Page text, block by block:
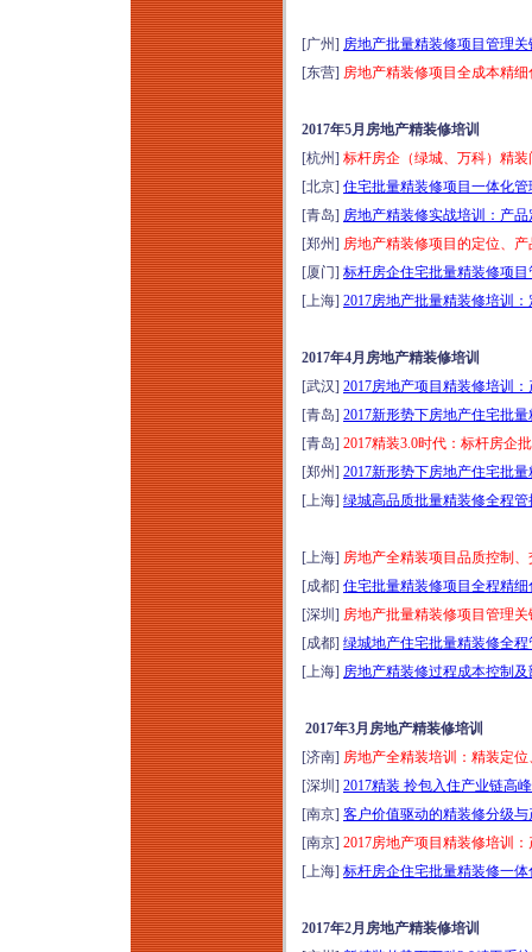
[广州] 房地产批量精装修项目管理
[东营] 房地产精装修项目全成本精
2017年5月房地产精装修培训
[杭州] 标杆房企（绿城、万科）精
[北京] 住宅批量精装修项目一体化
[青岛] 房地产精装修实战培训：产
[郑州] 房地产精装修项目的定位、
[厦门] 标杆房企住宅批量精装修项
[上海] 2017房地产批量精装修培训
2017年4月房地产精装修培训
[武汉] 2017房地产项目精装修培训
[青岛] 2017新形势下房地产住宅批
[青岛] 2017精装3.0时代：标杆房企
[郑州] 2017新形势下房地产住宅批
[上海] 绿城高品质批量精装修全程
[上海] 房地产全精装项目品质控制
[成都] 住宅批量精装修项目全程精
[深圳] 房地产批量精装修项目管理
[成都] 绿城地产住宅批量精装修全
[上海] 房地产精装修过程成本控制
2017年3月房地产精装修培训
[济南] 房地产全精装培训：精装定
[深圳] 2017精装 拎包入住产业链高
[南京] 客户价值驱动的精装修分级
[南京] 2017房地产项目精装修培训
[上海] 标杆房企住宅批量精装修一
2017年2月房地产精装修培训